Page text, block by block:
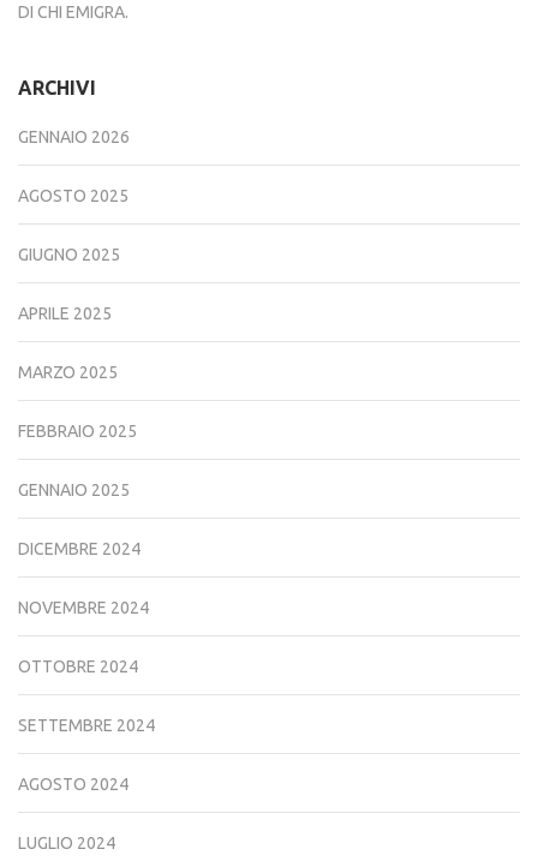
DI CHI EMIGRA.
ARCHIVI
GENNAIO 2026
AGOSTO 2025
GIUGNO 2025
APRILE 2025
MARZO 2025
FEBBRAIO 2025
GENNAIO 2025
DICEMBRE 2024
NOVEMBRE 2024
OTTOBRE 2024
SETTEMBRE 2024
AGOSTO 2024
LUGLIO 2024